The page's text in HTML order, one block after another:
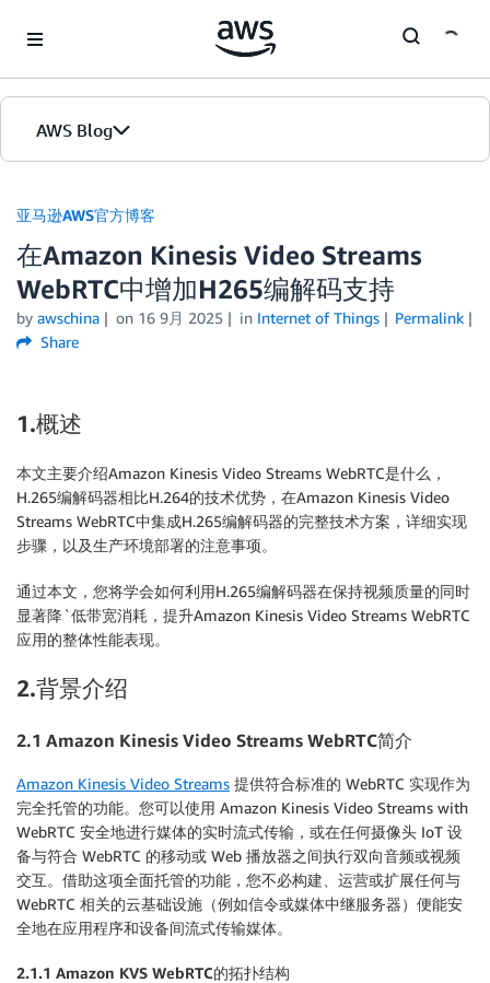
AWS Blog
首页
版本
亚马逊AWS官方博客
在Amazon Kinesis Video Streams
WebRTC中增加H265编解码支持
by awschina on 16 9月 2025 in Internet of Things
Permalink
Share
1.概述
本文主要介绍Amazon Kinesis Video Streams WebRTC是什么，
H.265编解码器相比H.264的技术优势，在Amazon Kinesis Video
Streams WebRTC中集成H.265编解码器的完整技术方案，详细实现
步骤，以及生产环境部署的注意事项。
通过本文，您将学会如何利用H.265编解码器在保持视频质量的同时
显著降`低带宽消耗，提升Amazon Kinesis Video Streams WebRTC
应用的整体性能表现。
2.背景介绍
2.1 Amazon Kinesis Video Streams WebRTC简介
Amazon Kinesis Video Streams 提供符合标准的 WebRTC 实现作为
完全托管的功能。您可以使用 Amazon Kinesis Video Streams with
WebRTC 安全地进行媒体的实时流式传输，或在任何摄像头 IoT 设
备与符合 WebRTC 的移动或 Web 播放器之间执行双向音频或视频
交互。借助这项全面托管的功能，您不必构建、运营或扩展任何与
WebRTC 相关的云基础设施（例如信令或媒体中继服务器）便能安
全地在应用程序和设备间流式传输媒体。
2.1.1 Amazon KVS WebRTC的拓扑结构